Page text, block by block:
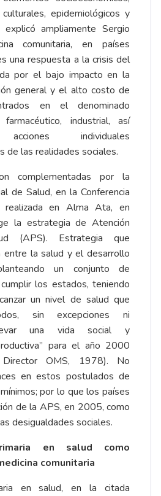
epidemiológicos y
ampliamente Sergio
comunitaria, en países
una respuesta a la crisis del
por el bajo impacto en la
general y el alto costo de
en el denominado
industrial, así
individuales
de las realidades sociales.
complementadas por la
de Salud, en la Conferencia
realizada en Alma Ata, en
la estrategia de Atención
(APS). Estrategia que
entre la salud y el desarrollo
un conjunto de
los estados, teniendo
un nivel de salud que
sin excepciones ni
llevar una vida social y
para el año 2000
Director OMS, 1978). No
en estos postulados de
por lo que los países
de la APS, en 2005, como
desigualdades sociales.
en salud como
comunitaria
en salud, en la citada